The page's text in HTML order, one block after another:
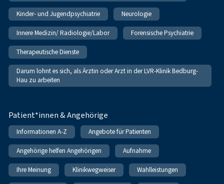
Kinder- und Jugendpsychiatrie Neurologie
Innere Medizin/ Radiologie/Labor Forensische Psychiatrie
Therapeutische Dienste
Darum lohnt es sich, als Ärztin oder Arzt in der LVR-Klinik Bedburg-
Hau zu arbeiten
Patient*innen & Angehörige
Informationen A-Z Angebote für Patienten
Angehörige helfen Angehörigen Aufnahme
Ihre Meinung Klinikwegweiser Wahlleistungen